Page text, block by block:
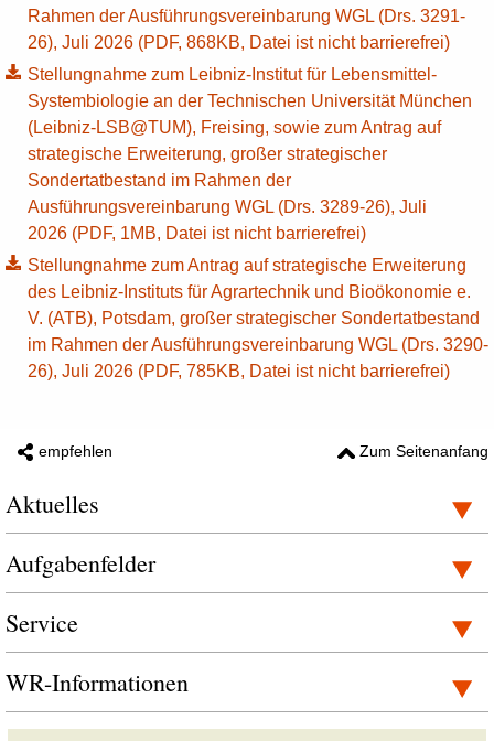
Rahmen der Ausführungsvereinbarung WGL (Drs. 3291-
26), Juli 2026 (PDF, 868KB, Datei ist nicht barrierefrei)
Stellungnahme zum Leibniz-Institut für Lebensmittel-
Systembiologie an der Technischen Universität München
(Leibniz-LSB@TUM), Freising, sowie zum Antrag auf
strategische Erweiterung, großer strategischer
Sondertatbestand im Rahmen der
Ausführungsvereinbarung WGL (Drs. 3289-26), Juli
2026 (PDF, 1MB, Datei ist nicht barrierefrei)
Stellungnahme zum Antrag auf strategische Erweiterung
des Leibniz-Instituts für Agrartechnik und Bioökonomie e.
V. (ATB), Potsdam, großer strategischer Sondertatbestand
im Rahmen der Ausführungsvereinbarung WGL (Drs. 3290-
26), Juli 2026 (PDF, 785KB, Datei ist nicht barrierefrei)
empfehlen Zum Seitenanfang
Aktuelles
Aufgabenfelder
Service
WR-Informationen